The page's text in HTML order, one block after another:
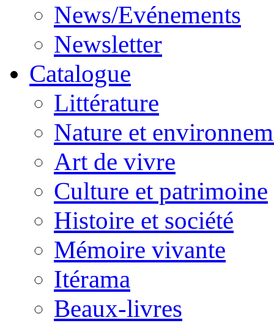
News/Evénements
Newsletter
Catalogue
Littérature
Nature et
Art de vivre
Culture et patrimoine
Histoire et société
Mémoire vivante
Itérama
Beaux-livres